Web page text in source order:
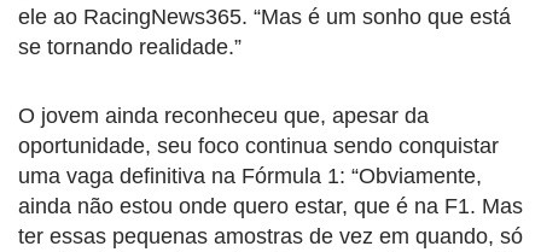
ele ao RacingNews365. “Mas é um sonho que está
se tornando realidade.”
O jovem ainda reconheceu que, apesar da
oportunidade, seu foco continua sendo conquistar
uma vaga definitiva na Fórmula 1: “Obviamente,
ainda não estou onde quero estar, que é na F1. Mas
ter essas pequenas amostras de vez em quando, só